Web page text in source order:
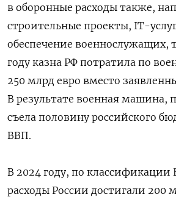
в оборонные расходы также,
строительные проекты, IT-
обеспечение военнослужащих,
году казна РФ потратила по
250 млрд евро вместо
В результате военная машина,
съела половину российского
ВВП.
В 2024 году, по
расходы России достигали 200